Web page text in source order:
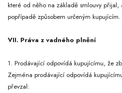
které od něho na základě smlouvy přijal,
popřípadě způsobem určeným kupujícím.
VII. Práva z vadného plnění
1. Prodávající odpovídá kupujícímu, že
Zejména prodávající odpovídá
převzal: